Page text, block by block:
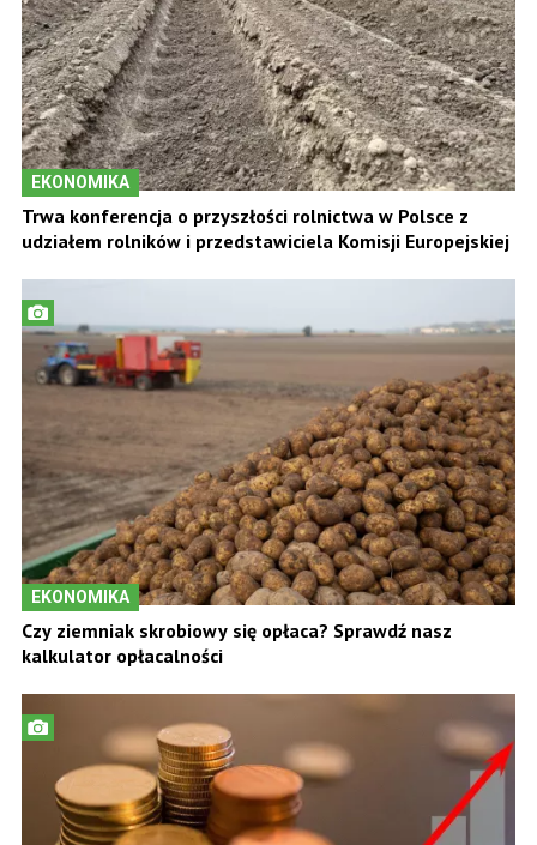
EKONOMIKA
Trwa konferencja o przyszłości rolnictwa w Polsce z
udziałem rolników i przedstawiciela Komisji Europejskiej
EKONOMIKA
Czy ziemniak skrobiowy się opłaca? Sprawdź nasz
kalkulator opłacalności